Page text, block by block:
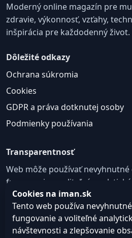
Moderný online magazín pre
zdravie, výkonnosť, vzťahy,
inšpirácia pre každodenný život.
Dôležité odkazy
Ochrana súkromia
Cookies
GDPR a práva dotknutej osoby
Podmienky používania
Transparentnosť
Web môže používať
fungovanie a voliteľné analytické
zlepšovanie obsahu a
Nastavenie cookies
Cookies na iman.sk
Tento web používa
fungovanie a voliteľné
návštevnosti a zlepšovanie